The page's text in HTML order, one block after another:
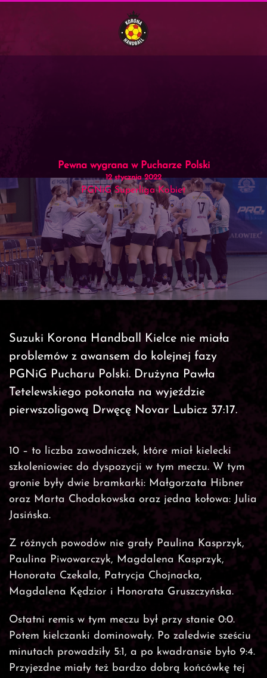
Pewna wygrana w Pucharze Polski
12 stycznia 2022
PGNiG Superliga Kobiet
Suzuki Korona Handball Kielce nie miała
problemów z awansem do kolejnej fazy
PGNiG Pucharu Polski. Drużyna Pawła
Tetelewskiego pokonała na wyjeździe
pierwszoligową Drwęcę Novar Lubicz 37:17.
10 – to liczba zawodniczek, które miał kielecki
szkoleniowiec do dyspozycji w tym meczu. W tym
gronie były dwie bramkarki: Małgorzata Hibner
oraz Marta Chodakowska oraz jedna kołowa: Julia
Jasińska.
Z różnych powodów nie grały Paulina Kasprzyk,
Paulina Piwowarczyk, Magdalena Kasprzyk,
Honorata Czekala, Patrycja Chojnacka,
Magdalena Kędzior i Honorata Gruszczyńska.
Ostatni remis w tym meczu był przy stanie 0:0.
Potem kielczanki dominowały. Po zaledwie sześciu
minutach prowadziły 5:1, a po kwadransie było 9:4.
Przyjezdne miały też bardzo dobrą końcówkę tej